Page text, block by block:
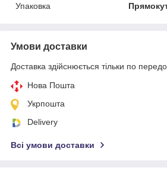
Упаковка
Умови доставки
Доставка здійснюється тільки по
Нова Пошта
Укрпошта
Delivery
Всі умови доставки